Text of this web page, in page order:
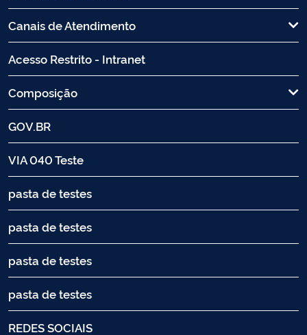
Canais de Atendimento
Acesso Restrito - Intranet
Composição
GOV.BR
VIA 040 Teste
pasta de testes
pasta de testes
pasta de testes
pasta de testes
REDES SOCIAIS